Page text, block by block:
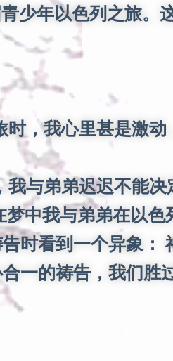
年以色列之旅。
，我心里甚是激动
与弟弟迟迟不能决
中我与弟弟在以
时看到一个异象：
一的祷告，我们胜